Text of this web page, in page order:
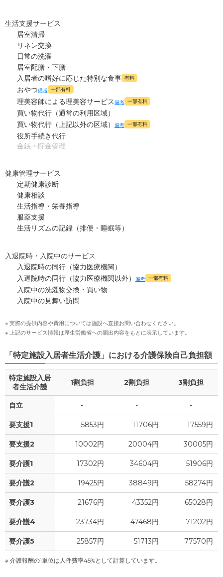
介護保険料
生活支援サービス
居室清掃
リネン交換
日常の洗濯
居室配膳・下膳
入居者の嗜好に応じた特別な食事 有料
おやつ備考 一部有料
理美容師による理美容サービス備考 一部有料
買い物代行（通常の利用区域）
買い物代行（上記以外の区域）
備考 一部有料
役所手続き代行
金銭・貯金管理
健康管理サービス
定期健康診断
健康相談
生活指導・栄養指導
服薬支援
生活リズムの記録（排便・睡眠等）
入退院時・入院中のサービス
入退院時の同行（協力医療機関）
入退院時の同行（協力医療機関以外）
備考 一部有料
入院中の洗濯物交換・買い物
入院中の見舞い訪問
※ 実際の提供内容や費用については施設へ直接お問い合わせください。
※ 上記のサービス情報は厚生労働省への届出内容をもとに表示しています。
「特定施設入居者生活介護」における介護保険自己負担額
特定施設入居
者生活介護
1割負担 2割負担 3割負担
自立 - - -
要支援1 5853円 11706円 17559円
要支援2 10002円 20004円 30005円
要介護1 17302円 34604円 51906円
要介護2 19425円 38849円 58274円
要介護3 21676円 43352円 65028円
要介護4 23734円 47468円 71202円
要介護5 25857円 51713円 77570円
※ 介護報酬の1単位は人件費率45%として計算しています。